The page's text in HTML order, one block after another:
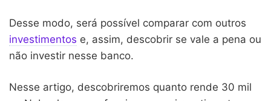
Desse modo, será possível comparar com outros
investimentos e, assim, descobrir se vale a pena ou
não investir nesse banco.
Nesse artigo, descobriremos quanto rende 30 mil